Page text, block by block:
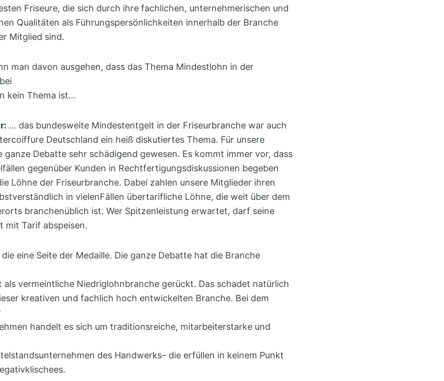
Friseure, die sich durch ihre fachlichen, unternehmerischen und
Qualitäten als Führungspersönlichkeiten innerhalb der Branche
Mitglied sind.
man davon ausgehen, dass das Thema Mindestlohn in der
kein Thema ist…
… das bundesweite Mindestentgelt in der Friseurbranche war auch
Deutschland ein heiß diskutiertes Thema. Für unsere
ganze Debatte sehr schädigend gewesen. Es kommt immer vor, dass
gegenüber Kunden in Rechtfertigungsdiskussionen begeben
Löhne der Friseurbranche. Dabei zahlen unsere Mitglieder ihren
in vielenFällen übertarifliche Löhne, die weit über dem
branchenüblich ist. Wer Spitzenleistung erwartet, darf seine
mit Tarif abspeisen.
eine Seite der Medaille. Die ganze Debatte hat die Branche
als vermeintliche Niedriglohnbranche gerückt. Das schadet natürlich
kreativen und fachlich hoch entwickelten Branche. Bei dem
handelt es sich um traditionsreiche, mitarbeiterstarke und
des Handwerks– die erfüllen in keinem Punkt